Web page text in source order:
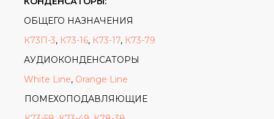
ПОМЕХОПОДАВЛЯЮЩИЕ
К73П-3, К73-16, К73-17, К73-79
АУДИОКОНДЕНСАТОРЫ
White Line, Orange Line
ОБЩЕГО НАЗНАЧЕНИЯ